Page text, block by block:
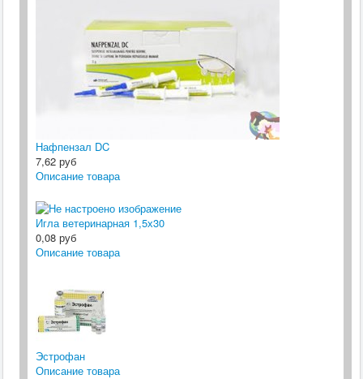
Нафпензал DC
7,62 руб
Описание товара
Игла ветеринарная 1,5х30
0,08 руб
Описание товара
Эстрофан
Описание товара